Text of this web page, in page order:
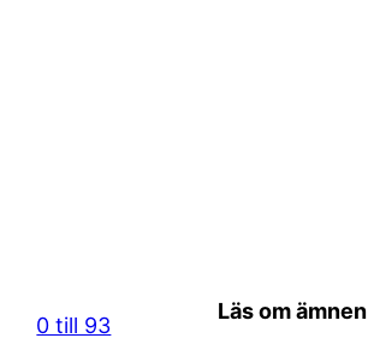
0 till 93
Läs om ämnen